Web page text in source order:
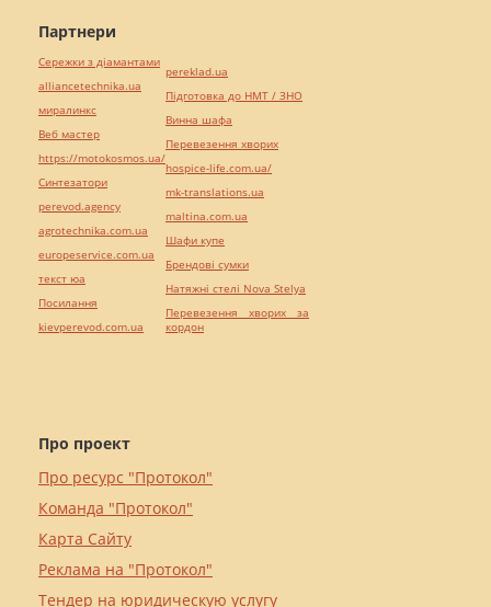
Про проект
Про ресурс "Протокол"
Команда "Протокол"
Карта Сайту
Реклама на "Протокол"
Тендер на юридическую услугу
Партнери
Сережки з діамантами
alliancetechnika.ua
миралинкс
Веб мастер
https://motokosmos.ua/
Синтезатори
perevod.agency
agrotechnika.com.ua
europeservice.com.ua
текст юа
Посилання
kievperevod.com.ua
pereklad.ua
Підготовка до НМТ / ЗНО
Винна шафа
Перевезення хворих
hospice-life.com.ua/
mk-translations.ua
maltina.com.ua
Шафи купе
Брендові сумки
Натяжні стелі Nova Stelya
Перевезення хворих за
кордон